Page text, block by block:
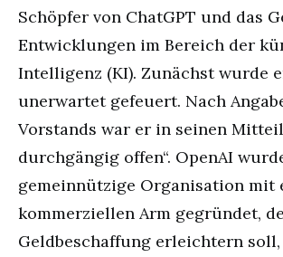
Schöpfer von ChatGPT und das
Entwicklungen im Bereich der
Intelligenz (KI). Zunächst wurde
unerwartet gefeuert. Nach
Vorstands war er in seinen
durchgängig offen“. OpenAI
gemeinnützige Organisation mit
kommerziellen Arm gegründet,
Geldbeschaffung erleichtern